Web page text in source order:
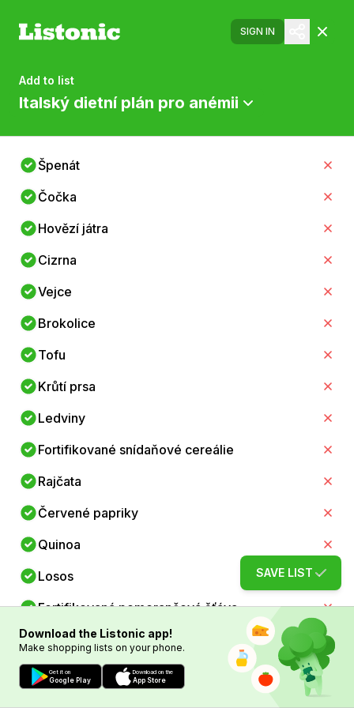
SIGN IN
Add to list
Italský dietní plán pro anémii
Špenát
Čočka
Hovězí játra
Cizrna
Vejce
Brokolice
Tofu
Krůtí prsa
Ledviny
Fortifikované snídaňové cereálie
Rajčata
Červené papriky
Quinoa
Losos
Fortifikovaná pomerančová šťáva
Fortifikované mandlové mléko
Slunečnicová semínka
SAVE LIST
Download the Listonic app!
Make shopping lists on your phone.
Get it on
Google Play
Download on the
App Store